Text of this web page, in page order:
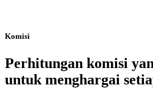
Komisi
Perhitungan komisi
untuk menghargai